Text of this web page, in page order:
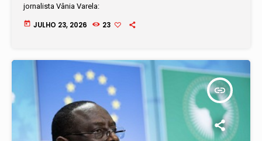
jornalista Vânia Varela:
today JULHO 23, 2026 23
insert_link